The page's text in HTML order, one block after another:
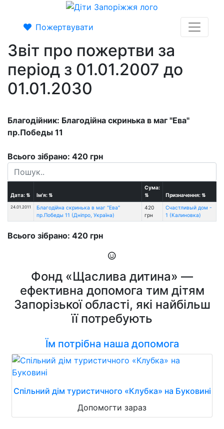
Пожертвувати
Звіт про пожертви за
період з 01.01.2007 до
01.01.2030
Благодійник: Благодійна скринька в маг "Ева"
пр.Победы 11
Всього зібрано: 420 грн
Дата:⇅ Ім'я:⇅
Сума:
⇅
Призначення:⇅
24.01.2011
Благодійна скринька в маг "Ева"
пр.Победы 11 (Дніпро, Україна)
420
грн
Счастливый дом -
1 (Калиновка)
Всього зібрано: 420 грн
Фонд «Щаслива дитина» —
ефективна допомога тим дітям
Запорізької області, які найбільш
її потребують
Їм потрібна наша допомога
Спільний дім туристичного «Клубка» на Буковині
Допомогти зараз